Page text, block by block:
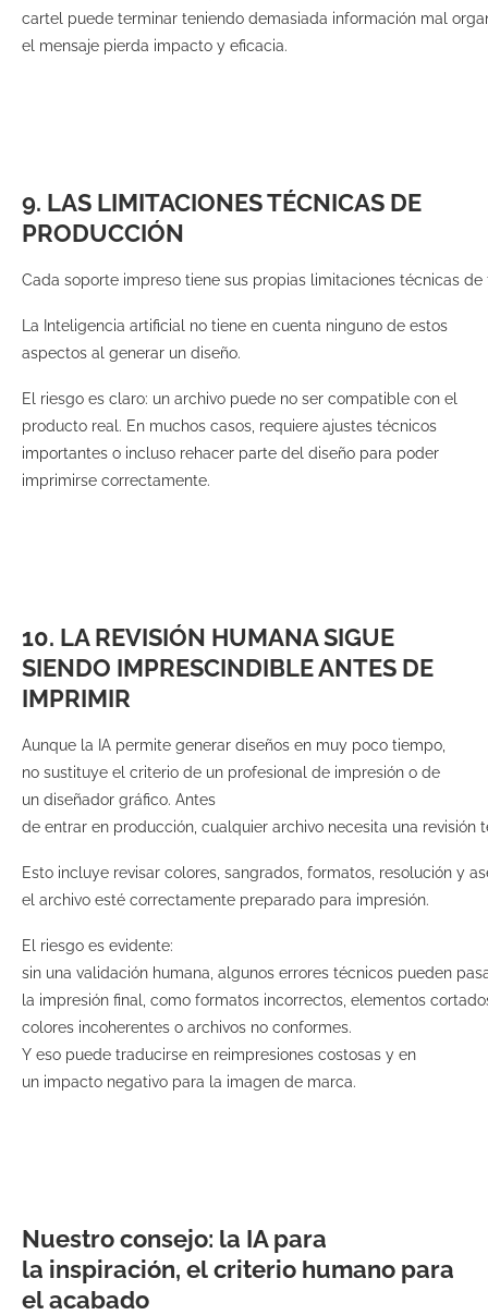
cartel puede terminar teniendo demasiada información mal
el mensaje pierda impacto y eficacia.
9. LAS LIMITACIONES TÉCNICAS DE
PRODUCCIÓN
Cada soporte impreso tiene sus propias limitaciones técnicas
La Inteligencia artificial no tiene en cuenta ninguno de estos
aspectos al generar un diseño.
El riesgo es claro: un archivo puede no ser compatible con el
producto real. En muchos casos, requiere ajustes técnicos
importantes o incluso rehacer parte del diseño para poder
imprimirse correctamente.
10. LA REVISIÓN HUMANA SIGUE
SIENDO IMPRESCINDIBLE ANTES DE
IMPRIMIR
Aunque la IA permite generar diseños en muy poco tiempo,
no sustituye el criterio de un profesional de impresión o de
un diseñador gráfico. Antes
de entrar en producción, cualquier archivo necesita una revisión
Esto incluye revisar colores, sangrados, formatos, resolución y
el archivo esté correctamente preparado para impresión.
El riesgo es evidente:
sin una validación humana, algunos errores técnicos pueden
la impresión final, como formatos incorrectos, elementos
colores incoherentes o archivos no conformes.
Y eso puede traducirse en reimpresiones costosas y en
un impacto negativo para la imagen de marca.
Nuestro consejo: la IA para
la inspiración, el criterio humano para
el acabado